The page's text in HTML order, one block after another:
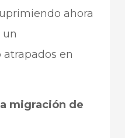
ahora
un
en
migración de